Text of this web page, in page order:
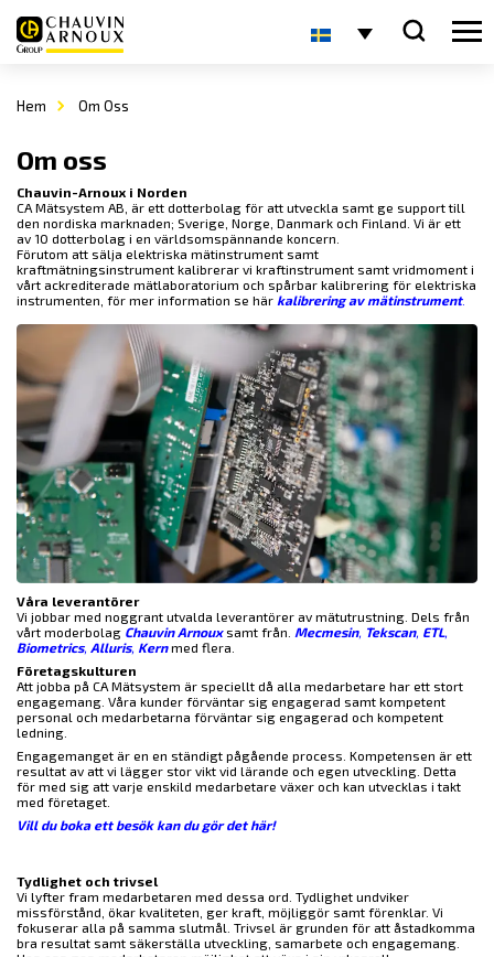
Hem Om Oss
Om oss
Chauvin-Arnoux i Norden
CA Mätsystem AB, är ett dotterbolag för att utveckla samt ge support till
den nordiska marknaden; Sverige, Norge, Danmark och Finland. Vi är ett
av 10 dotterbolag i en världsomspännande koncern.
Förutom att sälja elektriska mätinstrument samt
kraftmätningsinstrument kalibrerar vi kraftinstrument samt vridmoment i
vårt ackrediterade mätlaboratorium och spårbar kalibrering för elektriska
instrumenten, för mer information se här kalibrering av mätinstrument.
Våra leverantörer
Vi jobbar med noggrant utvalda leverantörer av mätutrustning. Dels från
vårt moderbolag Chauvin Arnouxsamt från. Mecmesin, Tekscan, ETL,
Biometrics, Alluris, Kern med flera.
Företagskulturen
Att jobba på CA Mätsystem är speciellt då alla medarbetare har ett stort
engagemang. Våra kunder förväntar sig engagerad samt kompetent
personal och medarbetarna förväntar sig engagerad och kompetent
ledning.
Engagemanget är en en ständigt pågående process. Kompetensen är ett
resultat av att vi lägger stor vikt vid lärande och egen utveckling. Detta
för med sig att varje enskild medarbetare växer och kan utvecklas i takt
med företaget.
Vill du boka ett besök kan du gör det här!
Tydlighet och trivsel
Vi lyfter fram medarbetaren med dessa ord. Tydlighet undviker
missförstånd, ökar kvaliteten, ger kraft, möjliggör samt förenklar. Vi
fokuserar alla på samma slutmål. Trivsel är grunden för att åstadkomma
bra resultat samt säkerställa utveckling, samarbete och engagemang.